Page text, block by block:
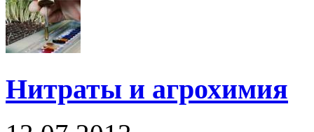
Нитраты и агрохимия